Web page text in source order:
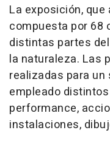
La exposición,
compuesta por 68
distintas partes
la naturaleza. Las
realizadas para
empleado
performance,
instalaciones,